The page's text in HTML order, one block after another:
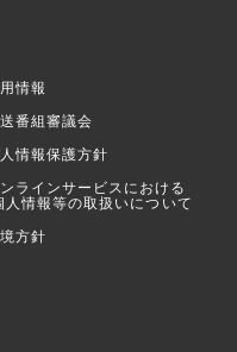
情報
番組審議会
情報保護方針
ラインサービスにおける
情報等の取扱いについて
方針